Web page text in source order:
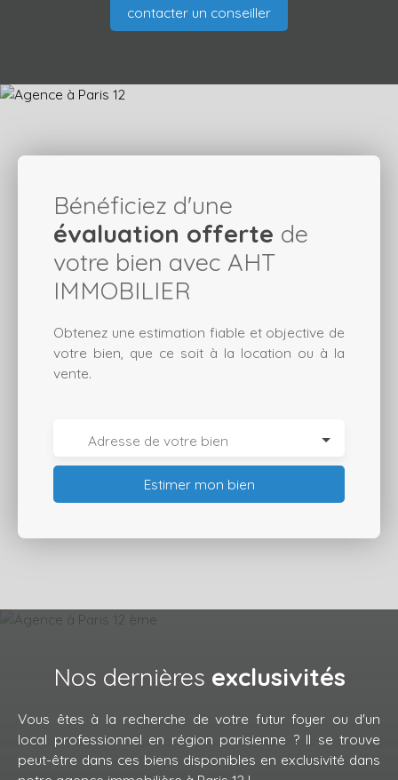
contacter un conseiller
Bénéficiez d'une
évaluation offerte de
votre bien avec AHT
IMMOBILIER
Obtenez une estimation fiable et objective de
votre bien, que ce soit à la location ou à la
vente.
Adresse de votre bien
Estimer mon bien
Nos dernières exclusivités
Vous êtes à la recherche de votre futur foyer ou d'un
local professionnel en région parisienne ? Il se trouve
peut-être dans ces biens disponibles en exclusivité dans